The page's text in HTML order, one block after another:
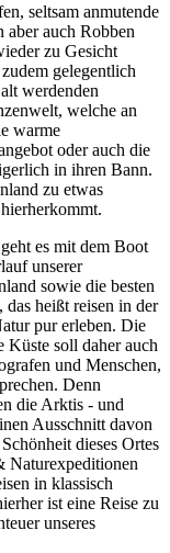
seltsam anmutende
aber auch Robben
zu Gesicht
gelegentlich
werdenden
welche an
warme
oder auch die
in ihren Bann.
zu etwas
es mit dem Boot
unserer
sowie die besten
heißt reisen in der
pur erleben. Die
Küste soll daher auch
und Menschen,
Denn
die Arktis - und
Ausschnitt davon
dieses Ortes
Naturexpeditionen
in klassisch
ist eine Reise zu
unseres